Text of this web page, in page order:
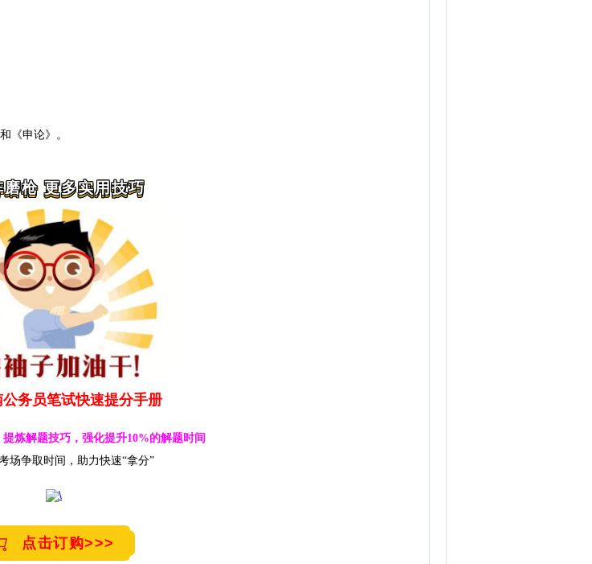
《申论》 。
磨枪 更多实用技巧
务员笔试快速提分手册
炼解题技巧，强化提升10%的解题时间
场争取时间，助力快速“拿分”
点击订购>>>